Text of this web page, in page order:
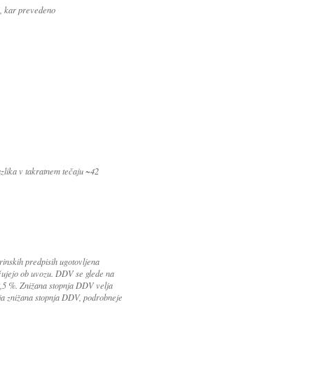
prevedeno
v takratnem tečaju ~42
predpisih ugotovljena
ob uvozu. DDV se glede na
%. Znižana stopnja DDV velja
znižana stopnja DDV, podrobneje